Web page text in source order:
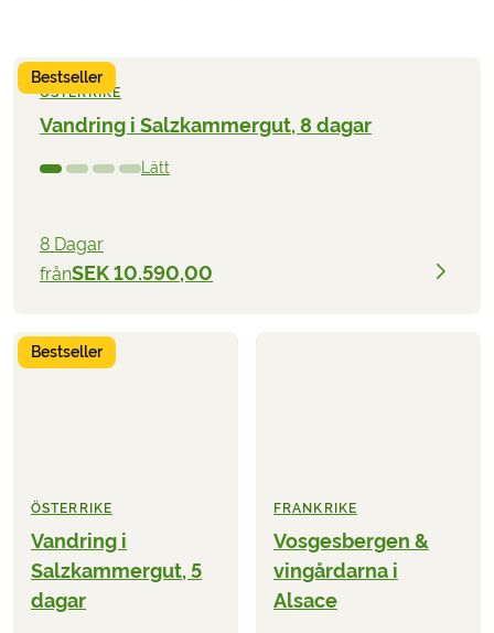
Bestseller
ÖSTERRIKE
Vandring i Salzkammergut, 8 dagar
Lätt
8 Dagar
frånSEK 10.590,00
Bestseller
ÖSTERRIKE
Vandring i
Salzkammergut, 5
dagar
FRANKRIKE
Vosgesbergen &
vingårdarna i
Alsace